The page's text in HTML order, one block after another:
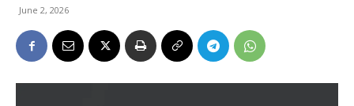
June 2, 2026